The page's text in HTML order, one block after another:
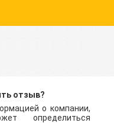
отзыв?
о компании,
определиться